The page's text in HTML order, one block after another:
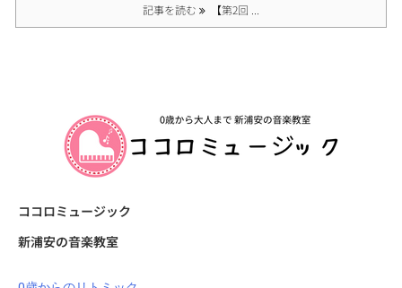
記事を読む 【第2回 ...
ココロミュージック
新浦安の音楽教室